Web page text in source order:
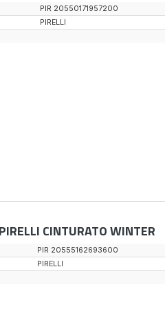
PIR 20550171957200
PIRELLI
CINTURATO WINTER
PIR 20555162693600
PIRELLI